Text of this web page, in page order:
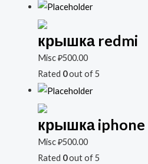
крышка redmi
Misc₽500.00
Rated 0out of 5
крышка iphone
Misc₽500.00
Rated 0out of 5